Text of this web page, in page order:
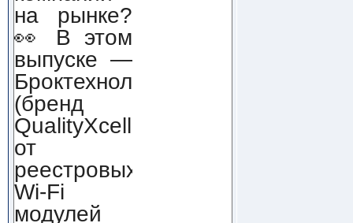
на рынке?
👀 В этом
выпуске —
Броктехнолоджи
(бренд
QualityXcellence):
от
реестровых
Wi-Fi
модулей